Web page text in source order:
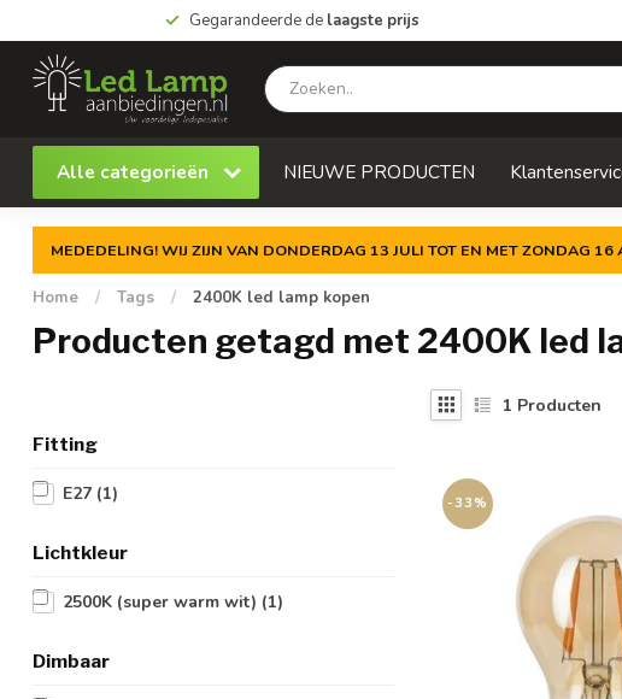
Gegarandeerde de laagste prijs
Alle categorieën NIEUWE PRODUCTEN
MEDEDELING! WIJ ZIJN VAN DONDERDAG 13 JULI TOT EN MET ZONDAG
Home / Tags / 2400K led lamp kopen
Producten getagd met 2400K led
Fitting
E27 (1)
Lichtkleur
2500K (super warm wit) (1)
Dimbaar
1 Producten
-33%